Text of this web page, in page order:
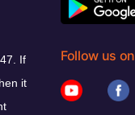
If
it
Follow us on